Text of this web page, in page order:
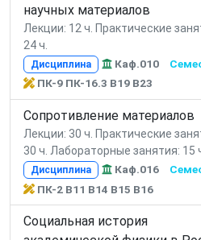
научных материалов
Лекции: 12 ч. Практические
24 ч.
Дисциплина Каф.010
ПК-9 ПК-16.3 В19 В23
Сопротивление материалов
Лекции: 30 ч. Практические
30 ч. Лабораторные занятия: 15
Дисциплина Каф.016
ПК-2 В11 В14 В15 В16
Социальная история